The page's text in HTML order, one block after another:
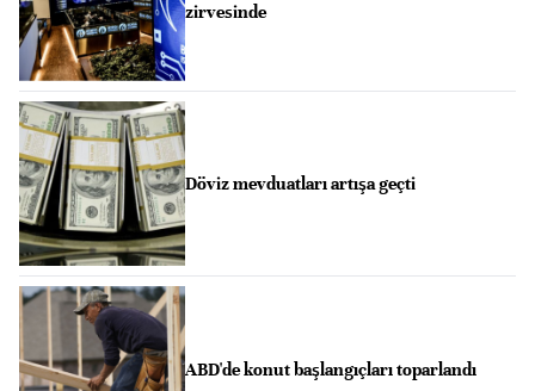
zirvesinde
Döviz mevduatları artışa geçti
ABD'de konut başlangıçları toparlandı